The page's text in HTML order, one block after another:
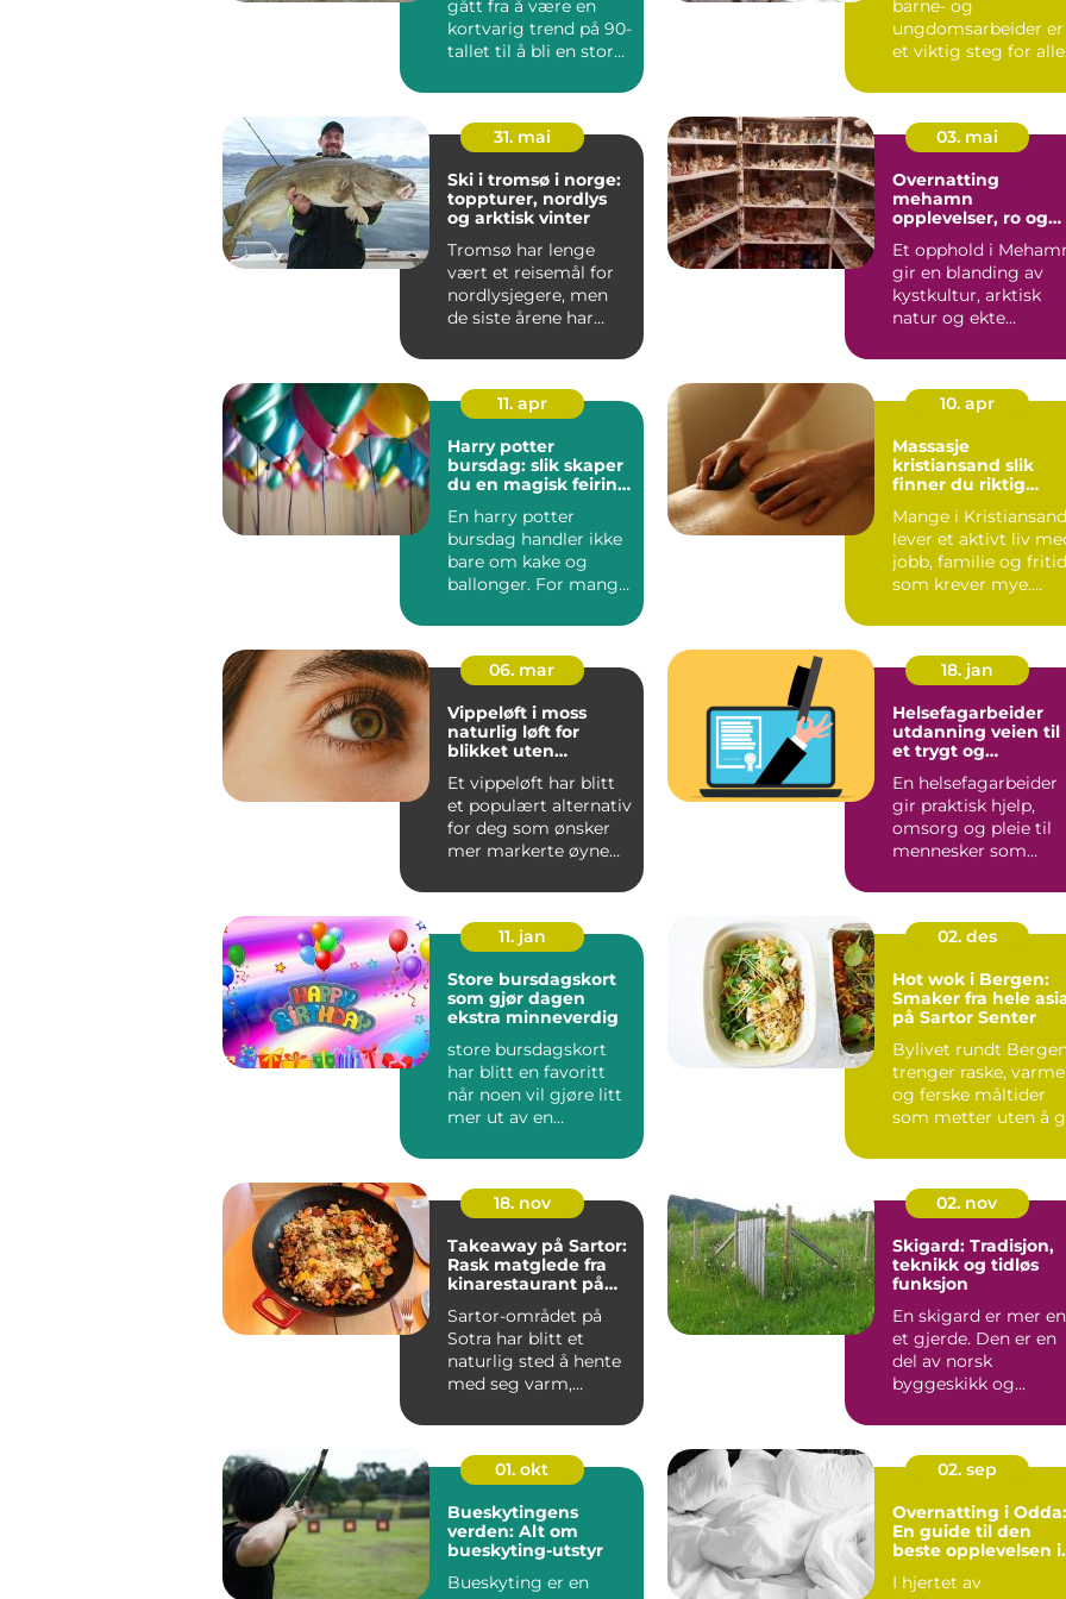
gått fra å være en
kortvarig trend på 90-
tallet til å bli en stor
get VG1
barne- og
ungdomsarbeider er
et viktig steg for alle
31. mai
Ski i tromsø i norge:
toppturer, nordlys
og arktisk vinter
Tromsø har lenge
vært et reisemål for
nordlysjegere, men
de siste årene har
tydel...
03. mai
Overnatting
mehamn
opplevelser, ro og
hele året
Et opphold i
gir en blanding av
kystkultur, arktisk
natur og ekte
Mang...
11. apr
Harry potter
bursdag: slik skaper
du en magisk feiring
En harry potter
bursdag handler ikke
bare om kake og
ballonger. For mange
det en...
10. apr
Massasje
kristiansand slik
finner du riktig
kropp og hode
Mange i Kristiansand
lever et aktivt liv
jobb, familie og fritid
som krever mye.
06. mar
Vippeløft i moss
naturlig løft for
blikket uten
Et vippeløft har blitt
et populært alternativ
for deg som ønsker
mer markerte øyne
18. jan
Helsefagarbeider
utdanning veien til
et trygt og
En helsefagarbeider
gir praktisk hjelp,
omsorg og pleie til
mennesker som
hverdagen...
11. jan
Store bursdagskort
som gjør dagen
ekstra minneverdig
store bursdagskort
har blitt en favoritt
når noen vil gjøre litt
mer ut av en
sto...
02. des
Hot wok i Bergen:
Smaker fra hele
på Sartor Senter
Bylivet rundt
trenger raske, varme
og ferske måltider
som metter uten å
18. nov
Takeaway på Sartor:
Rask matglede fra
kinarestaurant på
Sartor-området på
Sotra har blitt et
naturlig sted å hente
med seg varm,
02. nov
Skigard: Tradisjon,
teknikk og tidløs
funksjon
En skigard er mer
et gjerde. Den er en
del av norsk
byggeskikk og
svar p&a...
01. okt
Bueskytingens
verden: Alt om
bueskyting-utstyr
Bueskyting er en
02. sep
Overnatting i Odda:
En guide til den
beste opplevelsen i
I hjertet av